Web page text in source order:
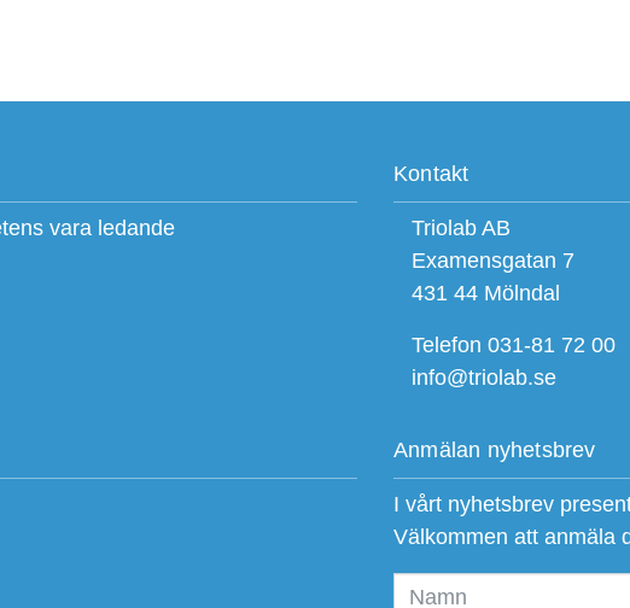
vara ledande
Kontakt
Triolab AB
Examensgatan 7
431 44 Mölndal
Telefon 031-81 72 00
info@triolab.se
Anmälan nyhetsbrev
I vårt nyhetsbrev
Välkommen att anmäla